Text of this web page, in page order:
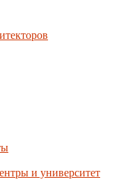
и университет